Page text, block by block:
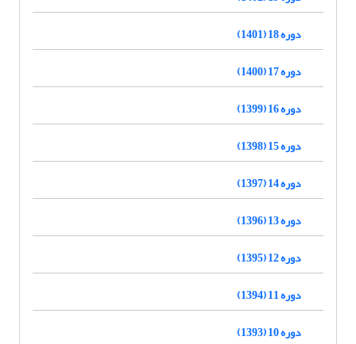
دوره 18 (1401)
دوره 17 (1400)
دوره 16 (1399)
دوره 15 (1398)
دوره 14 (1397)
دوره 13 (1396)
دوره 12 (1395)
دوره 11 (1394)
دوره 10 (1393)